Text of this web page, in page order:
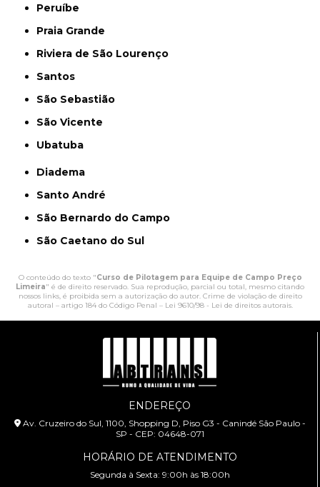
Peruíbe
Praia Grande
Riviera de São Lourenço
Santos
São Sebastião
São Vicente
Ubatuba
Diadema
Santo André
São Bernardo do Campo
São Caetano do Sul
O conteúdo do texto "Curso de Pilotagem para Equipe de Campo Preço
Limeira" é de direito reservado. Sua reprodução, parcial ou total, mesmo citando
nossos links, é proibida sem a autorização do autor. Crime de violação de direito
autoral – artigo 184 do Código Penal – Lei 9610/98 - Lei de direitos autorais.
ENDEREÇO
Av. Cruzeiro do Sul, 1100, Shopping D, Piso G3 - Canindé São Paulo -
SP - CEP: 04648-071
HORÁRIO DE ATENDIMENTO
Segunda à Sexta: 9:00h às 18:00h